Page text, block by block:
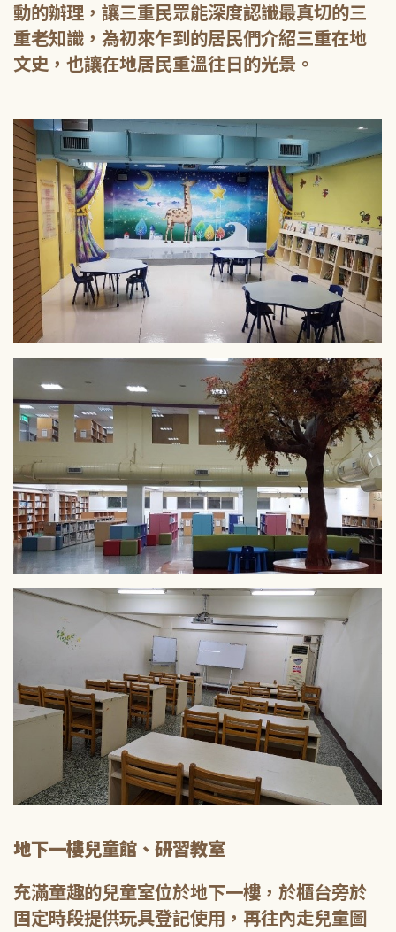
動的辦理，讓三重民眾能深度認識最真切的三
重老知識，為初來乍到的居民們介紹三重在地
文史，也讓在地居民重溫往日的光景。
地下一樓兒童館、研習教室
充滿童趣的兒童室位於地下一樓，於櫃台旁於
固定時段提供玩具登記使用，再往內走兒童圖